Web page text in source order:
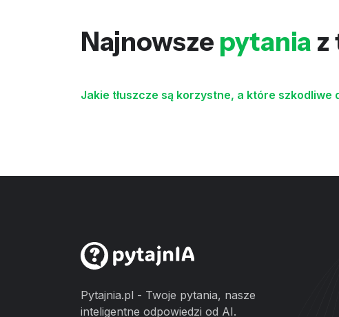
Najnowsze pytania z
Jakie tłuszcze są korzystne, a które szkodliwe
Pytajnia.pl - Twoje pytania, nasze
inteligentne odpowiedzi od AI.